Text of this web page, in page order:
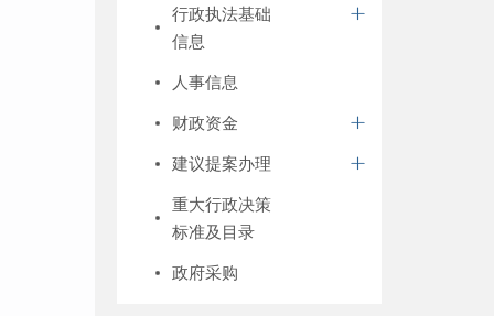
行政执法基础
信息
人事信息
财政资金
建议提案办理
重大行政决策
标准及目录
政府采购